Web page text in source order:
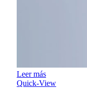
Leer más
Quick-View